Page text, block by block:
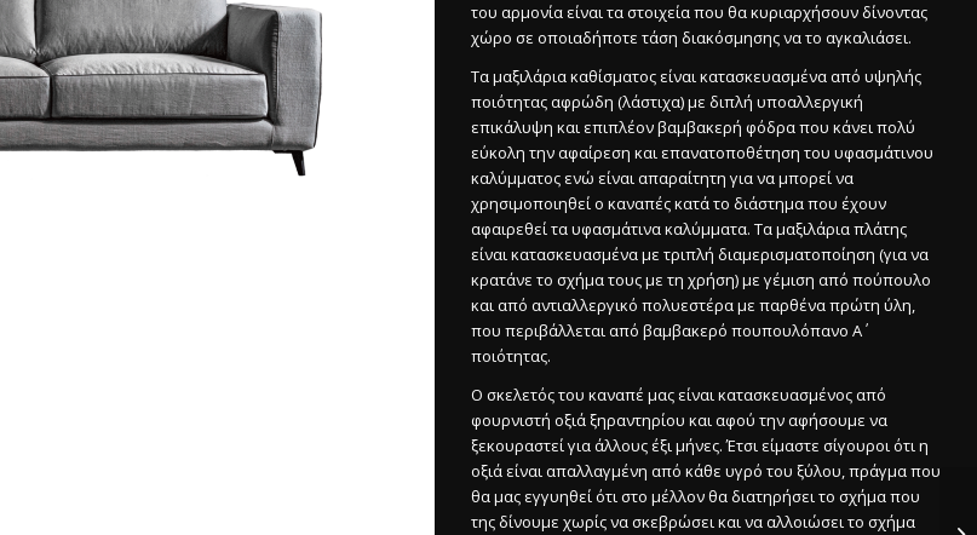
του αρμονία είναι τα στοιχεία που θα κυριαρχήσουν δίνοντας
χώρο σε οποιαδήποτε τάση διακόσμησης να το αγκαλιάσει.
Τα μαξιλάρια καθίσματος είναι κατασκευασμένα από υψηλής
ποιότητας αφρώδη (λάστιχα) με διπλή υποαλλεργική
επικάλυψη και επιπλέον βαμβακερή φόδρα που κάνει πολύ
εύκολη την αφαίρεση και επανατοποθέτηση του υφασμάτινου
καλύμματος ενώ είναι απαραίτητη για να μπορεί να
χρησιμοποιηθεί ο καναπές κατά το διάστημα που έχουν
αφαιρεθεί τα υφασμάτινα καλύμματα. Τα μαξιλάρια πλάτης
είναι κατασκευασμένα με τριπλή διαμερισματοποίηση (για να
κρατάνε το σχήμα τους με τη χρήση) με γέμιση από πούπουλο
και από αντιαλλεργικό πολυεστέρα με παρθένα πρώτη ύλη,
που περιβάλλεται από βαμβακερό πουπουλόπανο Α΄
ποιότητας.
Ο σκελετός του καναπέ μας είναι κατασκευασμένος από
φουρνιστή οξιά ξηραντηρίου και αφού την αφήσουμε να
ξεκουραστεί για άλλους έξι μήνες. Έτσι είμαστε σίγουροι ότι η
οξιά είναι απαλλαγμένη από κάθε υγρό του ξύλου, πράγμα που
θα μας εγγυηθεί ότι στο μέλλον θα διατηρήσει το σχήμα που
της δίνουμε χωρίς να σκεβρώσει και να αλλοιώσει το σχήμα